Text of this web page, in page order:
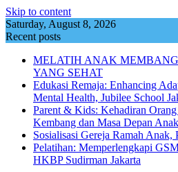
Skip to content
Saturday, August 8, 2026
Recent posts
MELATIH ANAK
YANG SEHAT
Edukasi Remaja: Enhancing
Mental Health, Jubilee School
Parent & Kids: Kehadiran
Kembang dan Masa Depan
Sosialisasi Gereja Ramah Anak,
Pelatihan: Memperlengkapi
HKBP Sudirman Jakarta